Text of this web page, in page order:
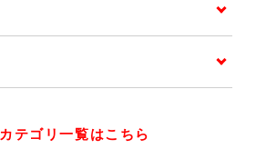
カテゴリ一覧はこちら